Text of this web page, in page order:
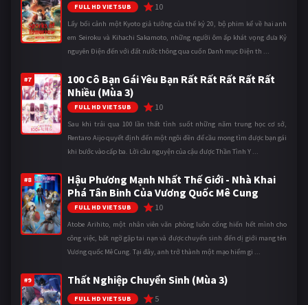
FULL HD VIETSUB 10
Lấy bối cảnh một Kyoto giả tưởng của thế kỷ 20, bộ phim kể về hai anh
em Seiroku và Kihachi Sakamoto, những người ôm ấp khát vọng đưa Kỷ
nguyên Điện đến với đất nước thông qua cuốn Danh mục Điện th ...
#7
100 Cô Bạn Gái Yêu Bạn Rất Rất Rất Rất Rất
Nhiều (Mùa 3)
FULL HD VIETSUB 10
Sau khi trải qua 100 lần thất tình suốt những năm trung học cơ sở,
Rentaro Aijo quyết định đến một ngôi đền để cầu mong tìm được bạn gái
khi bước vào cấp ba. Lời cầu nguyện của cậu được Thần Tình Y ...
#8
Hậu Phương Mạnh Nhất Thế Giới - Nhà Khai
Phá Tân Binh Của Vương Quốc Mê Cung
FULL HD VIETSUB 10
Atobe Arihito, một nhân viên văn phòng luôn cống hiến hết mình cho
công việc, bất ngờ gặp tai nạn và được chuyển sinh đến dị giới mang tên
Vương quốc Mê Cung. Tại đây, anh trở thành một mạo hiểm gi ...
#9 Thất Nghiệp Chuyển Sinh (Mùa 3)
FULL HD VIETSUB 5